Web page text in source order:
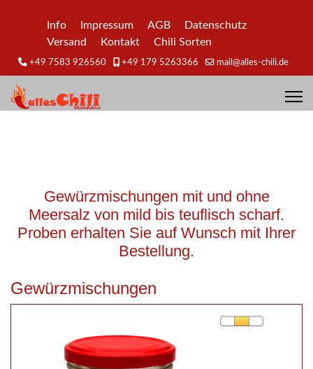
Info Impressum AGB
Datenschutz
Versand
Kontakt Chili Sorten
+49 7583 926560 +49 179 5263366 mail@alles-chili.de
Gewürzmischungen mit und ohne
Meersalz von mild bis teuflisch scharf.
Proben erhalten Sie auf Wunsch mit Ihrer
Bestellung.
Gewürzmischungen